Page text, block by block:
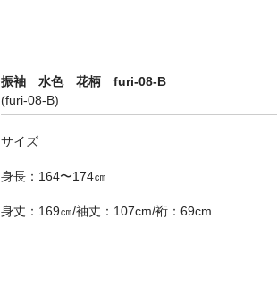
振袖 水色 花柄 furi-08-B
(furi-08-B)
サイズ
身長：164〜174㎝
身丈：169㎝/袖丈：107cm/裄：69cm